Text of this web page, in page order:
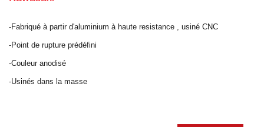
-Fabriqué à partir d'aluminium à haute resistance , usiné CNC
-Point de rupture prédéfini
-Couleur anodisé
-Usinés dans la masse